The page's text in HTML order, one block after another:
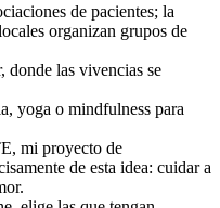
de pacientes; la
organizan grupos de
donde las vivencias se
yoga o mindfulness para
mi proyecto de
de esta idea: cuidar a